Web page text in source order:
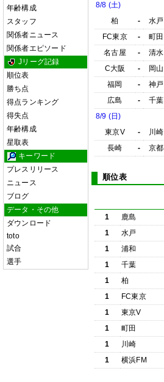
年齢構成
スタッフ
関係者ニュース
関係者エピソード
Jリーグ記録
順位表
勝ち点
得点ランキング
得失点
年齢構成
星取表
キーワード
プレスリリース
ニュース
ブログ
データ・その他
ダウンロード
toto
試合
選手
8/8 (土)
柏
- 水戸
FC東京
- 町田
名古屋
- 清水
C大阪
- 岡山
福岡
- 神戸
広島
- 千葉
8/9 (日)
東京V
- 川崎
長崎
- 京都
順位表
1 鹿島
1
水戸
1
浦和
1
千葉
1
柏
1
FC東京
1
東京V
1
町田
1
川崎
1
横浜FM